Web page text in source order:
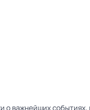
о важнейших